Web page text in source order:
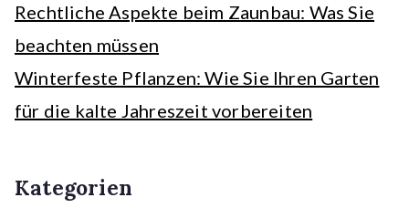
Rechtliche Aspekte beim Zaunbau: Was Sie
beachten müssen
Winterfeste Pflanzen: Wie Sie Ihren Garten
für die kalte Jahreszeit vorbereiten
Kategorien